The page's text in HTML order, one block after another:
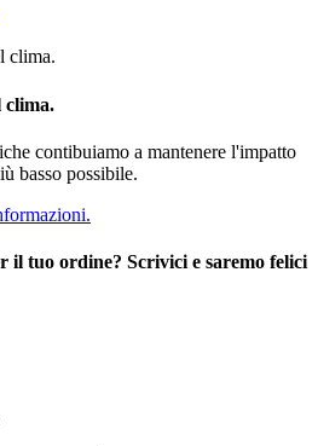
clima.
contibuiamo a mantenere l'impatto
basso possibile.
il tuo ordine? Scrivici e saremo felici